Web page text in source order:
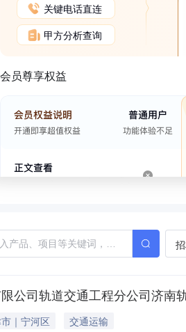
关键电话直连
甲方分析查询
会员尊享权益
公司轨道交通工程分公司济
｜宁河区
交通运输